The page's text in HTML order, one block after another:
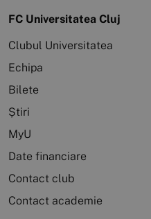
FC Universitatea Cluj
Clubul Universitatea
Echipa
Bilete
Știri
MyU
Date financiare
Contact club
Contact academie